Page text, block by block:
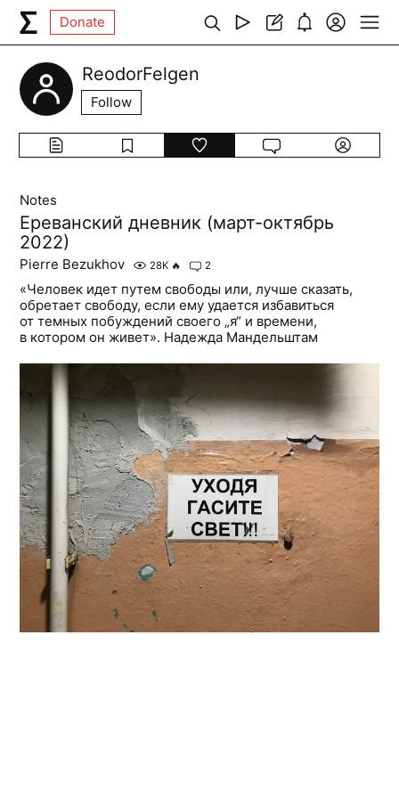
Donate
ReodorFelgen
Follow
Notes
Ереванский дневник (март-октябрь
2022)
Pierre Bezukhov 28K 🔥 2
«Человек идет путем свободы или, лучше сказать,
обретает свободу, если ему удается избавиться
от темных побуждений своего „я“ и времени,
в котором он живет». Надежда Мандельштам